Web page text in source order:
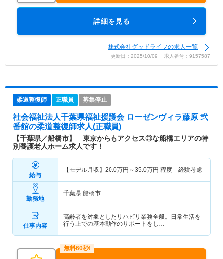
詳細を見る
株式会社グッドライフの求人一覧
更新日：2025/10/09 求人番号：9157587
柔道整復師 正職員 募集停止
社会福祉法人千葉県福祉援護会 ローゼンヴィラ藤原 弐
番館の柔道整復師求人(正職員)
【千葉県／船橋市】 東京からもアクセス◎な船橋エリアの特
別養護老人ホーム求人です！
給与
【モデル月収】 20.0万円～35.0万円 程度 経験考慮
勤務地
千葉県 船橋市
仕事内容
高齢者を対象としたリハビリ業務全般。日常生活を
行う上での基本動作のサポートをし…